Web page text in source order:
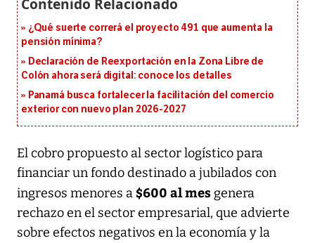
¿Qué suerte correrá el proyecto 491 que aumenta la
pensión mínima?
Declaración de Reexportación en la Zona Libre de
Colón ahora será digital: conoce los detalles
Panamá busca fortalecer la facilitación del comercio
exterior con nuevo plan 2026-2027
El cobro propuesto al sector logístico para
financiar un fondo destinado a jubilados con
ingresos menores a $600 al mes genera
rechazo en el sector empresarial, que advierte
sobre efectos negativos en la economía y la